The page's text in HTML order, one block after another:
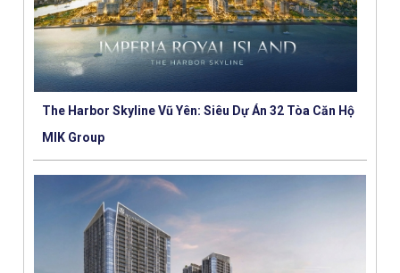
The Harbor Skyline Vũ Yên: Siêu Dự Án 32 Tòa Căn Hộ
MIK Group